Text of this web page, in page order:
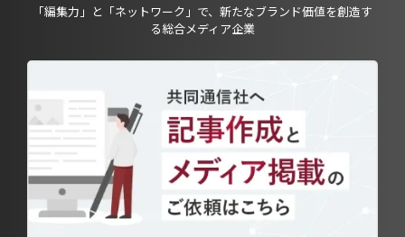
「編集力」と「ネットワーク」で、新たなブランド価値を創造す
る総合メディア企業